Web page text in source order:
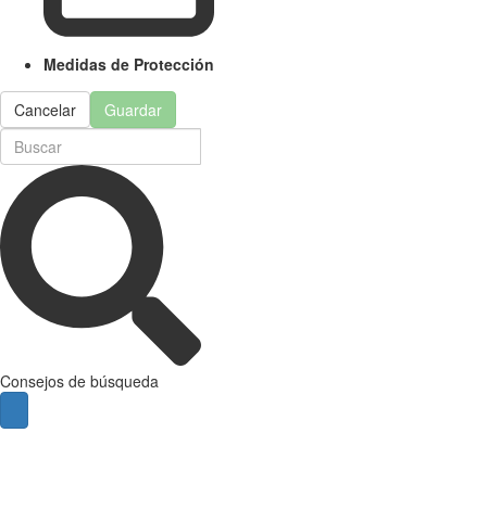
Medidas de Protección
Cancelar Guardar
Consejos de búsqueda